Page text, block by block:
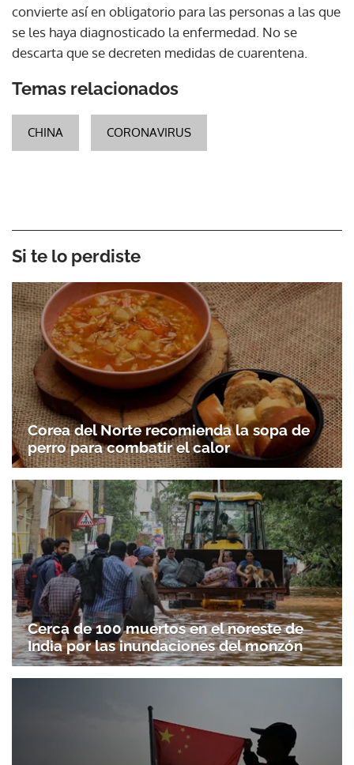
convierte así en obligatorio para las personas a las que
se les haya diagnosticado la enfermedad. No se
descarta que se decreten medidas de cuarentena.
Temas relacionados
CHINA CORONAVIRUS
Si te lo perdiste
Corea del Norte recomienda la sopa de
perro para combatir el calor
Cerca de 100 muertos en el noreste de
India por las inundaciones del monzón